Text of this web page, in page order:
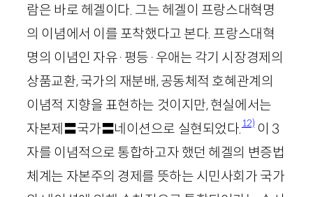
람은 바로 헤겔이다. 그는 헤겔이 프랑스대혁명
의 이념에서 이를 포착했다고 본다. 프랑스대혁
명의 이념인 자유·평등·우애는 각기 시장경제의
상품교환, 국가의 재분배, 공동체적 호혜관계의
이념적 지향을 표현하는 것이지만, 현실에서는
자본제〓국가〓네이션으로 실현되었다.12)이 3
자를 이념적으로 통합하고자 했던 헤겔의 변증법
체계는 자본주의 경제를 뜻하는 시민사회가 국가